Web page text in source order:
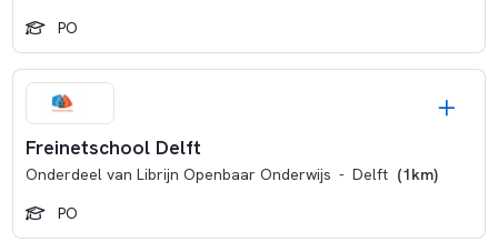
PO
Freinetschool Delft
Onderdeel van Librijn Openbaar Onderwijs - Delft (1km)
PO